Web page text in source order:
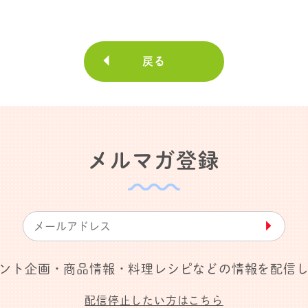
戻る
メルマガ登録
▶︎
ト企画・商品情報・料理レシピなどの情報を配信
配信停止したい方はこちら